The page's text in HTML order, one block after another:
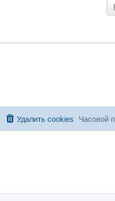
Часовой
Удалить cookies